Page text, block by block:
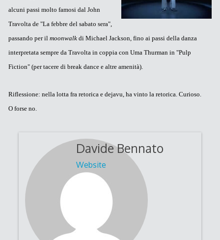
alcuni passi molto famosi dal John
Travolta de "La febbre del sabato sera",
passando per il moonwalkdi Michael Jackson, fino ai passi della danza
interpretata sempre da Travolta in coppia con Uma Thurman in "Pulp
Fiction" (per tacere di break dance e altre amenità).
Riflessione: nella lotta fra retorica e dejavu, ha vinto la retorica. Curioso.
O forse no.
Davide Bennato
Website